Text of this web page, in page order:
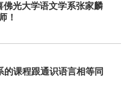
佛光大学语文学系张家麟
！
的课程跟通识语言相等同